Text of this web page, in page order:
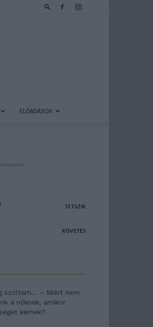
ELŐADÁSOK
-
TETSZIK
KÖVETÉS
szóltam… – Miért nem
a nőknek, amikor
kérnek?